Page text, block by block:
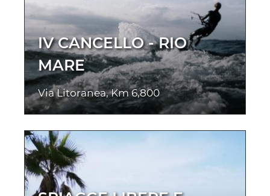
IV CANCELLO - RIO
MARE
Via Litoranea, Km 6,800